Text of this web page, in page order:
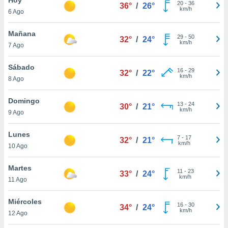
y
en
más
de
6 Ago
36° / 26° 20- 36
km/h
Mañana
7 Ago
32° / 24° 29- 50
km/h
Sábado
8 Ago
32° / 22° 16- 29
km/h
Domingo
9 Ago
30° / 21° 13- 24
km/h
Lunes
10 Ago
32° / 21° 7- 17
km/h
Martes
11 Ago
33° / 24° 11 - 23
km/h
Miércoles
12 Ago
34° / 24° 16- 30
km/h